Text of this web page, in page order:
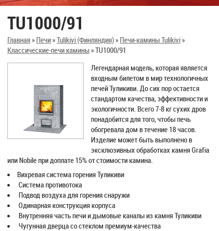
TU1000/91
Главная» Печи»Tulikivi (Финляндия)» Печи-камины Tulikivi»
Классические-печи камины»TU1000/91
Легендарная модель, которая является
входным билетом в мир технологичных
печей Туликиви. До сих пор остается
стандартом качества, эффективности и
экологичности. Всего 7-8 кг сухих дров
понадобится для того, чтобы печь
обогревала дом в течение 18 часов.
Изделие может быть выполнено в
эксклюзивных обработках камня Grafia
или Nobile при доплате 15% от стоимости камина.
Вихревая система горения Туликиви
Система противотока
Подвод воздуха для горения снаружи
Одинарная конструкция корпуса
Внутренняя часть печи и дымовые каналы из камня Туликиви
Чугунная дверца со стеклом премиум-качества